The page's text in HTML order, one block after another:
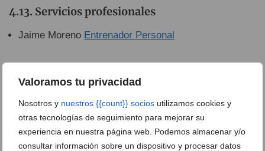
Valoramos tu privacidad
Nosotros y nuestros {{count}} socios utilizamos cookies y
otras tecnologías de seguimiento para mejorar su
experiencia en nuestra página web. Podemos almacenar y/o
consultar información sobre un dispositivo y procesar datos
Servicios profesionales
Jaime Moreno Entrenador Personal
Bibe Espacio de Bienestar y Belleza
Centro del velloy belleza
La pelu de Vicky
Salón de belleza Nuria Mahiques